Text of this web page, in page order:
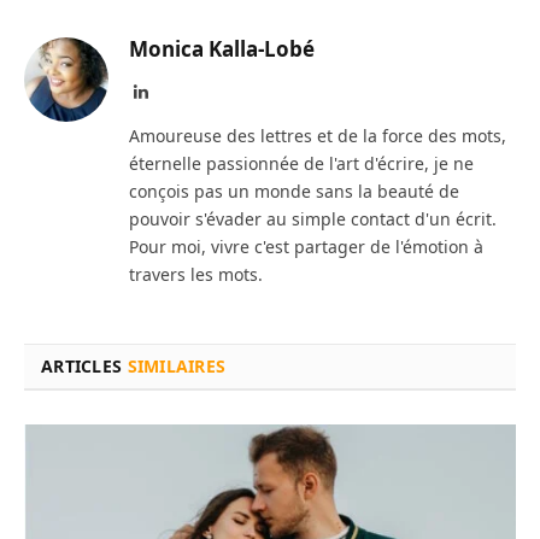
Monica Kalla-Lobé
LinkedIn
Amoureuse des lettres et de la force des mots,
éternelle passionnée de l'art d'écrire, je ne
conçois pas un monde sans la beauté de
pouvoir s'évader au simple contact d'un écrit.
Pour moi, vivre c'est partager de l'émotion à
travers les mots.
ARTICLES SIMILAIRES